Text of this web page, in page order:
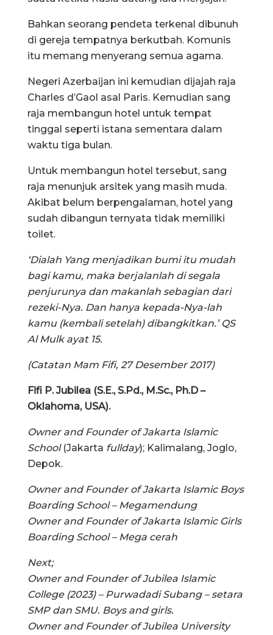
Bahkan seorang pendeta terkenal dibunuh
di gereja tempatnya berkutbah. Komunis
itu memang menyerang semua agama.
Negeri Azerbaijan ini kemudian dijajah raja
Charles d’Gaol asal Paris. Kemudian sang
raja membangun hotel untuk tempat
tinggal seperti istana sementara dalam
waktu tiga bulan.
Untuk membangun hotel tersebut, sang
raja menunjuk arsitek yang masih muda.
Akibat belum berpengalaman, hotel yang
sudah dibangun ternyata tidak memiliki
toilet.
‘Dialah Yang menjadikan bumi itu mudah
bagi kamu, maka berjalanlah di segala
penjurunya dan makanlah sebagian dari
rezeki-Nya. Dan hanya kepada-Nya-lah
kamu (kembali setelah) dibangkitkan.’ QS
Al Mulk ayat 15.
(Catatan Mam Fifi, 27 Desember 2017)
Fifi P. Jubilea (S.E., S.Pd., M.Sc., Ph.D –
Oklahoma, USA).
Owner and Founder of Jakarta Islamic
School (Jakarta fullday); Kalimalang, Joglo,
Depok.
Owner and Founder of Jakarta Islamic Boys
Boarding School – Megamendung
Owner and Founder of Jakarta Islamic Girls
Boarding School – Mega cerah
Next;
Owner and Founder of Jubilea Islamic
College (2023) – Purwadadi Subang – setara
SMP dan SMU. Boys and girls.
Owner and Founder of Jubilea University